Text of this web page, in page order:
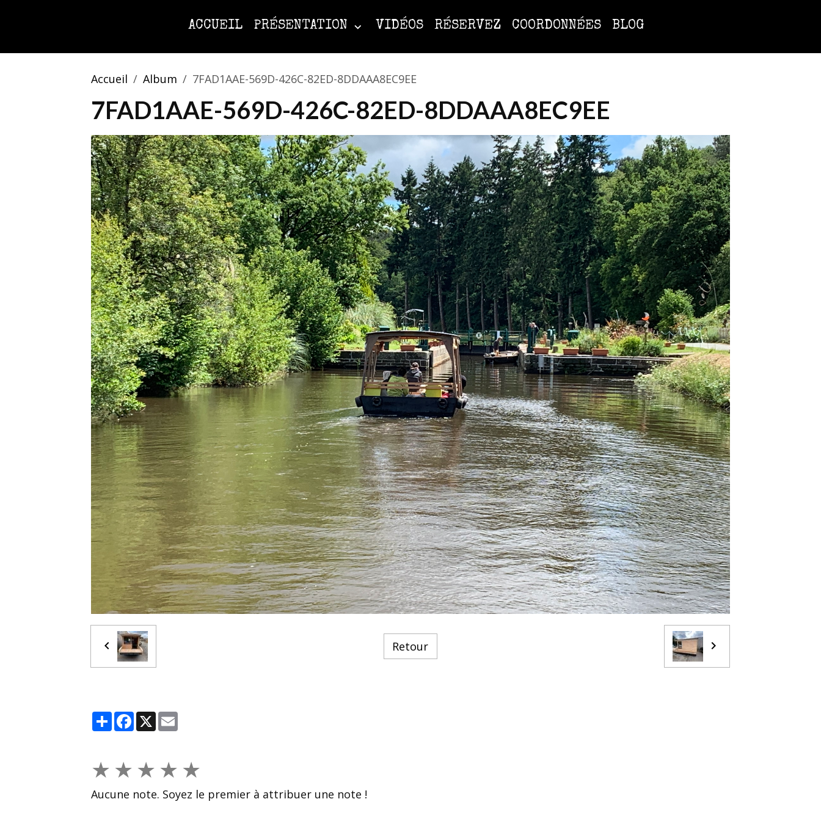
ACCUEIL PRÉSENTATION VIDÉOS RÉSERVEZ COORDONNÉES BLOG
Accueil Album 7FAD1AAE-569D-426C-82ED-8DDAAA8EC9EE
7FAD1AAE-569D-426C-82ED-8DDAAA8EC9EE
Retour
Partager
Facebook
X
★ ★ ★ ★ ★
Aucune note. Soyez le premier à attribuer une note !